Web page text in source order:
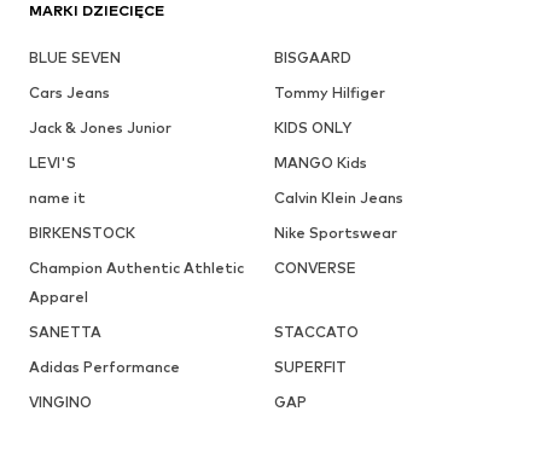
MARKI DZIECIĘCE
BLUE SEVEN
BISGAARD
Cars Jeans
Tommy Hilfiger
Jack & Jones Junior
KIDS ONLY
LEVI'S
MANGO Kids
name it
Calvin Klein Jeans
BIRKENSTOCK
Nike Sportswear
Champion Authentic Athletic
Apparel
CONVERSE
SANETTA
STACCATO
Adidas Performance
SUPERFIT
VINGINO
GAP